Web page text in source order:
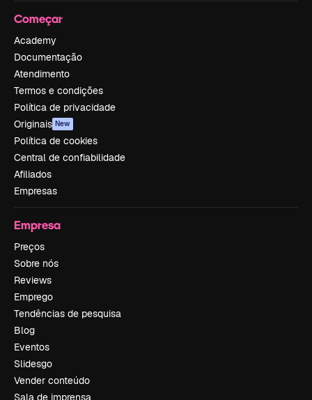
Começar
Academy
Documentação
Atendimento
Termos e condições
Política de privacidade
Originais New
Política de cookies
Central de confiabilidade
Afiliados
Empresas
Empresa
Preços
Sobre nós
Reviews
Emprego
Tendências de pesquisa
Blog
Eventos
Slidesgo
Vender conteúdo
Sala de imprensa